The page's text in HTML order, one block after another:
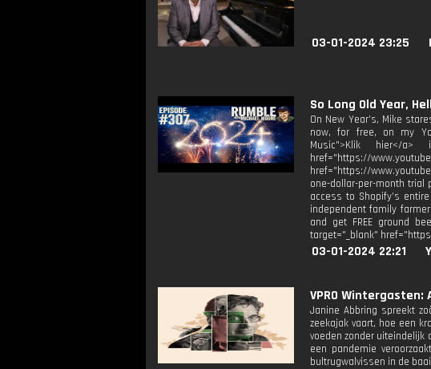
03-01-2024 23:25
So Long Old Year,
On New Year’s, Mike
now, for free, on my
Music">Klik hier</
href="https://
href="https://
one-dollar-per-month trial
access to Shopify’s
independent family
and get FREE ground
target="_blank"
03-01-2024 22:21
VPRO Wintergasten:
Janine Abbring spreekt
zeekajak vaart, hoe een
voeden zonder uiteindelijk
een pandemie
bultrugwalvissen in de